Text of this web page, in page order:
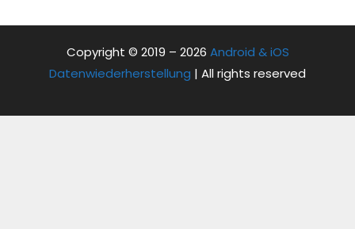
Copyright © 2019 – 2026 Android & iOS
Datenwiederherstellung | All rights reserved